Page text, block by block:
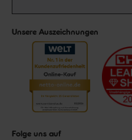
Unsere Auszeichnungen
Folge uns auf